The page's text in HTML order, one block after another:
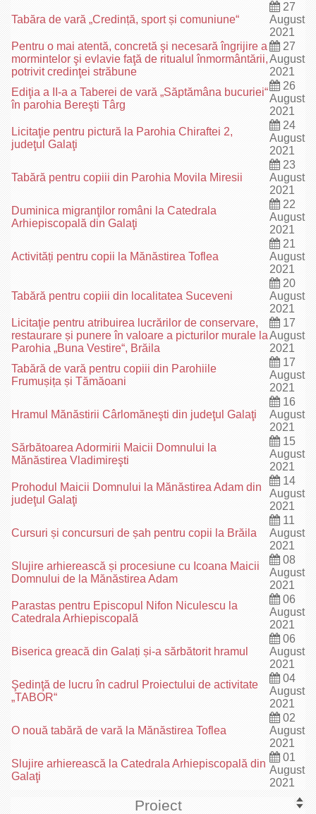
Tabăra de vară „Credință, sport și comuniune“
27
August
2021
Pentru o mai atentă, concretă şi necesară îngrijire a
mormintelor şi evlavie faţă de ritualul înmormântării,
potrivit credinţei străbune
27
August
2021
Ediţia a II-a a Taberei de vară „Săptămâna bucuriei“
în parohia Bereşti Târg
26
August
2021
Licitaţie pentru pictură la Parohia Chiraftei 2,
judeţul Galaţi
24
August
2021
Tabără pentru copiii din Parohia Movila Miresii
23
August
2021
Duminica migranţilor români la Catedrala
Arhiepiscopală din Galaţi
22
August
2021
Activități pentru copii la Mănăstirea Toflea
21
August
2021
Tabără pentru copiii din localitatea Suceveni
20
August
2021
Licitaţie pentru atribuirea lucrărilor de conservare,
restaurare și punere în valoare a picturilor murale la
Parohia „Buna Vestire“, Brăila
17
August
2021
Tabără de vară pentru copiii din Parohiile
Frumușița și Tămăoani
17
August
2021
Hramul Mănăstirii Cârlomăneşti din judeţul Galaţi
16
August
2021
Sărbătoarea Adormirii Maicii Domnului la
Mănăstirea Vladimireşti
15
August
2021
Prohodul Maicii Domnului la Mănăstirea Adam din
judeţul Galaţi
14
August
2021
Cursuri și concursuri de șah pentru copii la Brăila
11
August
2021
Slujire arhierească și procesiune cu Icoana Maicii
Domnului de la Mănăstirea Adam
08
August
2021
Parastas pentru Episcopul Nifon Niculescu la
Catedrala Arhiepiscopală
06
August
2021
Biserica greacă din Galați și-a sărbătorit hramul
06
August
2021
Şedinţă de lucru în cadrul Proiectului de activitate
„TABOR“
04
August
2021
O nouă tabără de vară la Mănăstirea Toflea
02
August
2021
Slujire arhierească la Catedrala Arhiepiscopală din
Galaţi
01
August
2021
Proiect